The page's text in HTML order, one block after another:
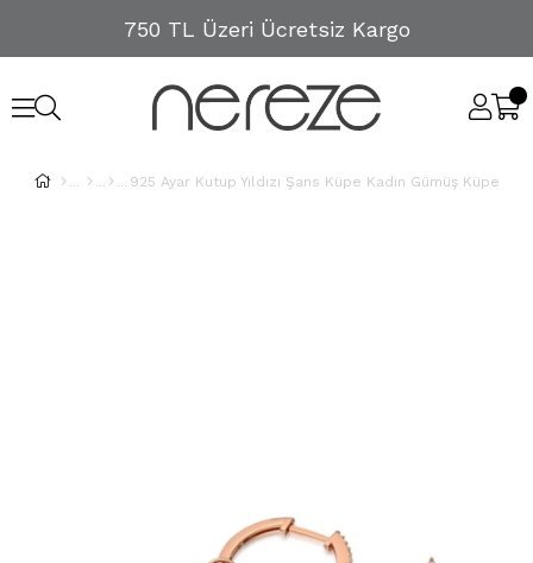
750 TL Üzeri Ücretsiz Kargo
925 Ayar Kutup Yıldızı Şans Küpe Kadın Gümüş Küpe